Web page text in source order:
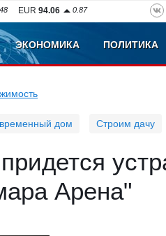
EUR 94.06 0.87
ЭКОНОМИКА ПОЛИТИКА
дом Строим дачу
Арена"